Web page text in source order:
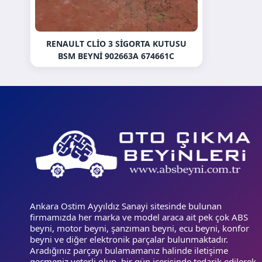
RENAULT CLIO 3 SIGORTA KUTUSU
BSM BEYNI 902663A 674661C
Ankara Ostim Ayyıldız Sanayi sitesinde bulunan
firmamızda her marka ve model araca ait pek çok ABS
beyni, motor beyni, şanzıman beyni, ecu beyni, konfor
beyni ve diğer elektronik parçalar bulunmaktadır.
Aradığınız parçayı bulamamanız halinde iletişime